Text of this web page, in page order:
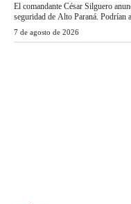
El comandante César Silguero
seguridad de Alto Paraná. Podrían
7 de agosto de 2026